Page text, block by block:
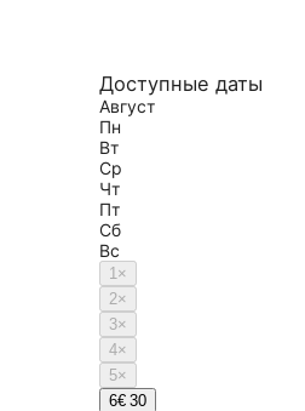
Доступные даты
Август
Пн
Вт
Ср
Чт
Пт
Сб
Вс
1×
2×
3×
4×
5×
6€ 30